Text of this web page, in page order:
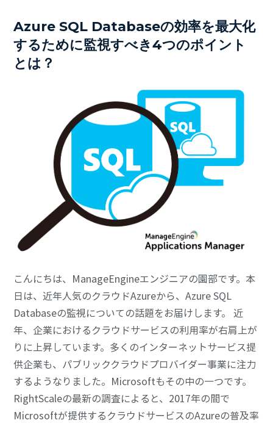
Azure SQL Databaseの効率を最大化
するために監視すべき4つのポイント
とは？
こんにちは、ManageEngineエンジニアの園部です。本
日は、近年人気のクラウドAzureから、Azure SQL
Databaseの監視についての話題をお届けします。 近
年、企業におけるクラウドサービスの利用率が右肩上が
りに上昇しています。多くのインターネットサービス提
供企業も、パブリッククラウドプロバイダー事業に注力
するようなりました。Microsoftもその中の一つです。
RightScaleの最新の調査によると、2017年の間で
Microsoftが提供するクラウドサービスのAzureの普及率